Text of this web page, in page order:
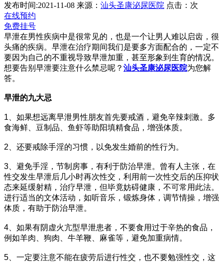
发布时间:2021-11-08 来源： 汕头圣康泌尿医院 点击： 次
在线预约
免费挂号
早泄在男性疾病中是很常见的，也是一个让男人难以启齿，很
头痛的疾病。早泄在治疗期间我们是要多方面配合的，一定不
要因为自己的不重视导致早泄加重，甚至形象到生育的情况。
想要告别早泄要注意什么禁忌呢？ 汕头圣康泌尿医院为您解
答。
早泄的九大忌
1、如果想远离早泄男性朋友首先要戒酒，避免辛辣刺激。多
食海鲜、豆制品、鱼虾等助阳填精食品，增强体质。
2、还要戒除手淫的习惯，以免发生婚前的性行为。
3、避免手淫，节制房事，有利于防治早泄。曾有人主张，在
性交发生早泄后几小时再次性交，利用前一次性交后的压抑状
态来延缓射精，治疗早泄，但毕竟妨碍健康，不可常用此法。
进行适当的文体活动，如听音乐，锻炼身体，调节情操，增强
体质，有助于防治早泄。
4、如果有阴虚火亢型早泄患者，不要食用过于辛热的食品，
例如羊肉、狗肉、牛羊鞭、麻雀等，避免加重病情。
5、一定要注意不能在疲劳后进行性交，也不要勉强性交，这